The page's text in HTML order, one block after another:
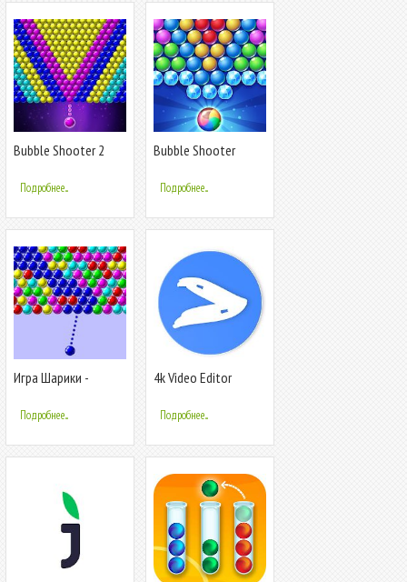
Bubble Shooter 2
Подробнее...
Bubble Shooter
Подробнее...
Игра Шарики -
Подробнее...
4k Video Editor
Подробнее...